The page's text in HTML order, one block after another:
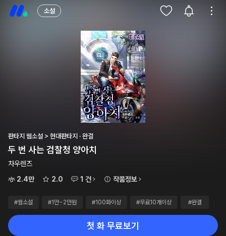
소설
판타지 웹소설 > 현대판타지 · 완결
두 번 사는 검찰청 양아치
차우렌즈
2.4만
2.0 1 건 작품정보
#웹소설 #1만~2만원 #100화이상 #무료10개이상 #완결
첫 화 무료보기